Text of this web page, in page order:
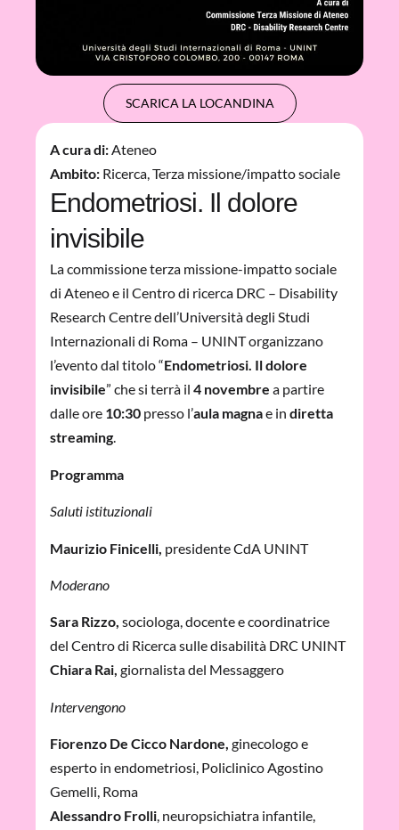
SCARICA LA LOCANDINA
A cura di:Ateneo
Ambito: Ricerca,Terza missione/impatto sociale
Endometriosi. Il dolore
invisibile
La commissione terza missione-impatto sociale
di Ateneo e il Centro di ricerca DRC – Disability
Research Centre dell’Università degli Studi
Internazionali di Roma – UNINT organizzano
l’evento dal titolo “Endometriosi. Il dolore
invisibile” che si terrà il 4 novembre a partire
dalle ore 10:30 presso l’aula magnae in diretta
streaming.
Programma
Saluti istituzionali
Maurizio Finicelli, presidente CdA UNINT
Moderano
Sara Rizzo, sociologa, docente e coordinatrice
del Centro di Ricerca sulle disabilità DRC UNINT
Chiara Rai, giornalista del Messaggero
Intervengono
Fiorenzo De Cicco Nardone, ginecologo e
esperto in endometriosi, Policlinico Agostino
Gemelli, Roma
Alessandro Frolli, neuropsichiatra infantile,